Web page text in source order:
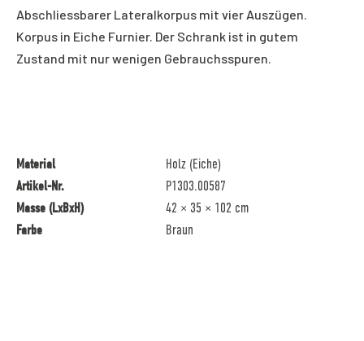
Abschliessbarer Lateralkorpus mit vier Auszügen.
Korpus in Eiche Furnier. Der Schrank ist in gutem
Zustand mit nur wenigen Gebrauchsspuren.
Material
Holz (Eiche)
Artikel-Nr.
P1303.00587
Masse (LxBxH)
42 × 35 × 102 cm
Farbe
Braun